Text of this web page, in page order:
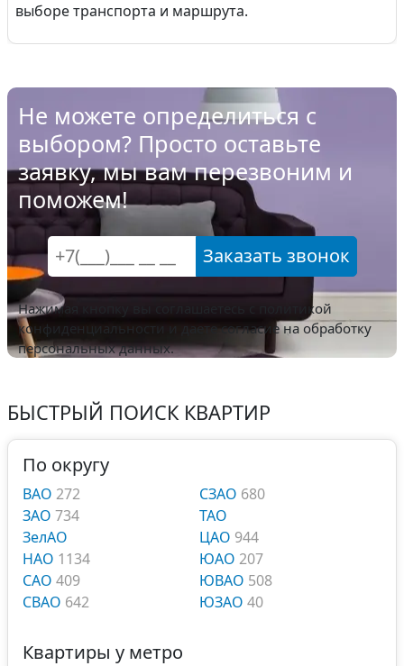
выборе транспорта и маршрута.
Не можете определиться с
выбором? Просто оставьте
заявку, мы вам перезвоним и
поможем!
Заказать звонок
Нажимая кнопку вы соглашаетесь с
политикой
конфиденциальности и даете согласие на обработку
персональных данных.
БЫСТРЫЙ ПОИСК КВАРТИР
По округу
ВАО 272
ЗАО 734
ЗелАО
НАО 1134
САО 409
СВАО 642
СЗАО 680
ТАО
ЦАО 944
ЮАО 207
ЮВАО 508
ЮЗАО 40
Квартиры у метро